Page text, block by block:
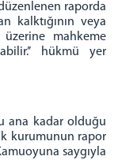
raporda
kalktığının veya
üzerine mahkeme
hükmü yer
ana kadar olduğu
kurumunun rapor
saygıyla